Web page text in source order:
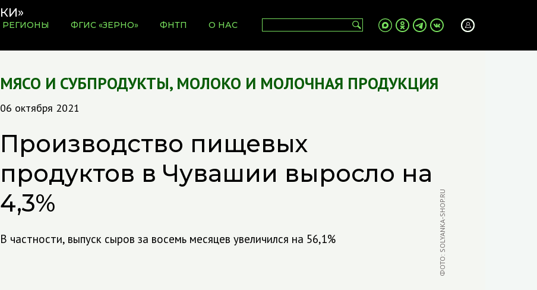
РЕГИОНЫ ФГИС «ЗЕРНО» ФНТП О НАС
МЯСО И СУБПРОДУКТЫ, МОЛОКО И МОЛОЧНАЯ ПРОДУКЦИЯ
06 октября 2021
Производство пищевых
продуктов в Чувашии выросло на
4,3%
В частности, выпуск сыров за восемь месяцев увеличился на 56,1% ФОТО: SOLYANKA-SHOP.RU